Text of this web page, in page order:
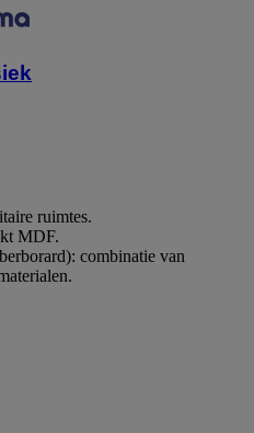
ruimtes.
MDF.
combinatie van